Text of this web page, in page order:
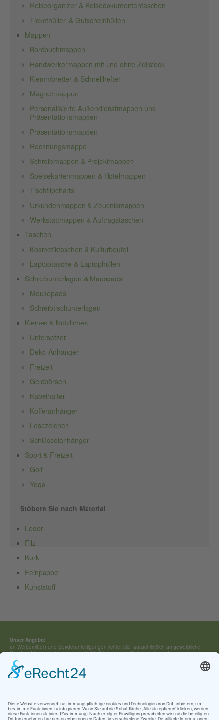
Reiseorganizer & Reisedokumententaschen
Tickethüllen & Gutscheinhüllen
Mappen
Bordbuchmappen
Handwerkermappen mit und ohne Zollstock
Klemmbretter & Schnellhefter
Magnetmappen
Personalisierte Außendienstmappen und
Präsentationsmappen
Präsentationsmappen
Rechnungsmappe
Schreibmappen & Projektmappen
Speisekartenmappen & Hotelmappen
Tischflipcharts
Urkundenmappen & Zeugnismappen
Werkstattmappen & Auftragstaschen
Taschen
Kosmetiktaschen & Kulturbeutel
Laptoptasche & Laptophüllen
Schreibunterlagen & Mauspads
Mousepads
Schreibtischunterlagen
Kleines & Nützliches
Untersetzer
Deko-Anhänger
Freizeit
Geldbörsen
Kabelhalter
Kofferanhänger
Lesezeichen
Schlüsselanhänger
Sport & Freizeit
Golf
Yoga
Stöbern Sie nach Material
Leder
Filz
Kork
Feinpappe
Kunststoff
Unser Angebot
an Werbemitteln und Sonderan­fertigungen richtet sich ausschließ­lich an gewerbliche
Kunden. Mindestauftragswert (exkl. MwSt) 250,00 €. Wir führen keine Lagerware,
sondern fertigen jedes Werbemittel individuell für Sie an.
Kontakt:
Tel.: +49 (0) 4154 / 7 95 40-0
Erfahren Sie mehr überunsere Geschichteals traditionsreiches Familienunternehmen
und lernen Sieunsere WerteundKatalogekennen.